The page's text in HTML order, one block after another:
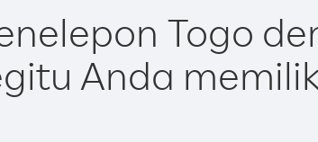
Togo
Anda